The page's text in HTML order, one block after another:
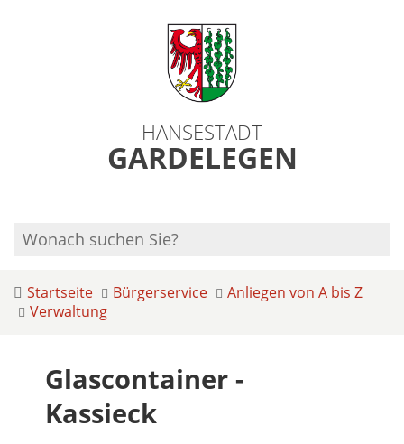
HANSESTADT
GARDELEGEN
Startseite Bürgerservice
Anliegen von A bis Z
Verwaltung
Glascontainer -
Kassieck